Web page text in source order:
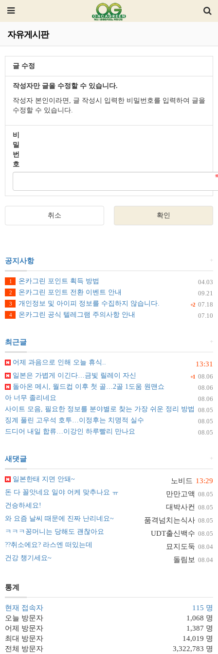
자유게시판
글 수정
작성자만 글을 수정할 수 있습니다.
작성자 본인이라면, 글 작성시 입력한 비밀번호를 입력하여 글을
수정할 수 있습니다.
비
밀
번
호
취소 확인
+
공지사항
04.03
1
온카그린 포인트 획득 방법
09.21
2 온카그린 포인트 전환 이벤트 안내
+2 07.18
3
개인정보 및 아이피 정보를 수집하지 않습니다.
07.10
4 온카그린 공식 텔레그램 주의사항 안내
+
최근글
13:31
어제 과음으로 인해 오늘 휴식..
+1 08.06
일본은 가볍게 이긴다…금빛 릴레이 자신
08.06
돌아온 메시, 월드컵 이후 첫 골…2골 1도움 원맨쇼
08.06
아 너무 졸리네요
08.05
사이트 모음, 필요한 정보를 분야별로 찾는 가장 쉬운 정리 방법
08.05
징계 풀린 고우석 호투…이정후는 치명적 실수
08.05
드디어 내일 합류…이강인 하루빨리 만나요
+
새댓글
노비드 13:29
일본한태 지면 안돼~
만만고액 08.05
돈 다 꼴앗네요 일야 어케 맞추나요 ㅠ
대박사컨 08.05
건승하세요!
품격넘치는식사 08.05
와 요즘 날씨 때문에 진짜 난리네요~
UDT출신백수 08.05
ㅋㅋㅋ꽁머니는 당해도 괜찮아요
묘지도둑 08.04
??취소에요? 라스엔 떠있는데
돌림보 08.04
건강 챙기세요~
통계
현재 접속자
115 명
오늘 방문자
1,068 명
어제 방문자
1,387 명
최대 방문자
14,019 명
전체 방문자
3,322,783 명